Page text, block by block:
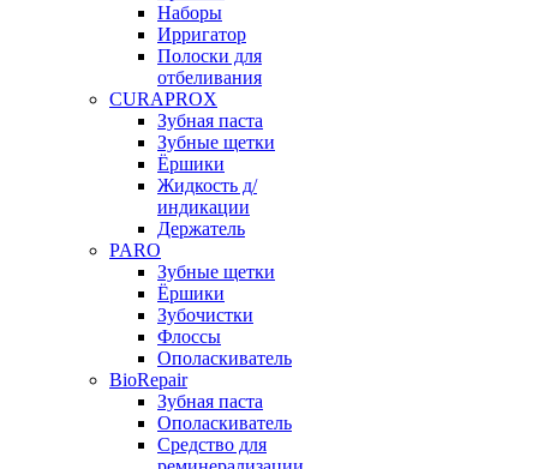
Наборы
Ирригатор
Полоски для
отбеливания
CURAPROX
Зубная паста
Зубные щетки
Ёршики
Жидкость д/
индикации
Держатель
PARO
Зубные щетки
Ёршики
Зубочистки
Флоссы
Ополаскиватель
BioRepair
Зубная паста
Ополаскиватель
Средство для